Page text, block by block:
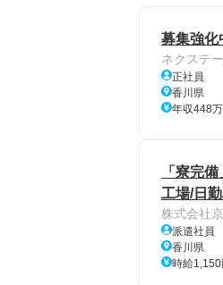
募集強化
ネクステ
正社員
香川県
年収448
「寮完
工場/日
株式会社
派遣社員
香川県
時給